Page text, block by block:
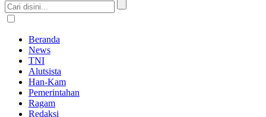
Beranda
News
TNI
Alutsista
Han-Kam
Pemerintahan
Ragam
Redaksi